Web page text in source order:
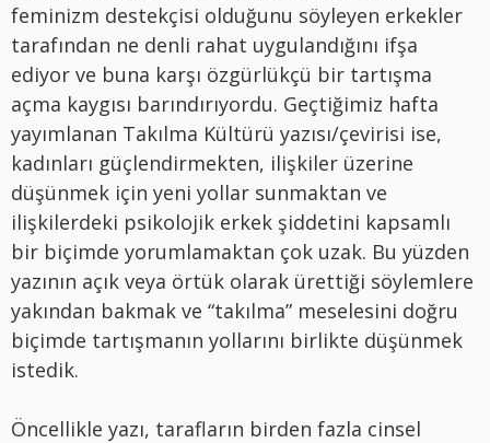
feminizm destekçisi olduğunu söyleyen erkekler
tarafından ne denli rahat uygulandığını ifşa
ediyor ve buna karşı özgürlükçü bir tartışma
açma kaygısı barındırıyordu. Geçtiğimiz hafta
yayımlanan Takılma Kültürü yazısı/çevirisi ise,
kadınları güçlendirmekten, ilişkiler üzerine
düşünmek için yeni yollar sunmaktan ve
ilişkilerdeki psikolojik erkek şiddetini kapsamlı
bir biçimde yorumlamaktan çok uzak. Bu yüzden
yazının açık veya örtük olarak ürettiği söylemlere
yakından bakmak ve “takılma” meselesini doğru
biçimde tartışmanın yollarını birlikte düşünmek
istedik.
Öncellikle yazı, tarafların birden fazla cinsel